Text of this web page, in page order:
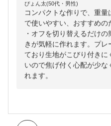
ぴょん太(50代・男性)
コンパクトな作りで、重
で使いやすい、おすすめ
・オフを切り替えるだけ
きが気軽に作れます。プ
ており生地がこびり付き
いので焦げ付く心配が少
れます。